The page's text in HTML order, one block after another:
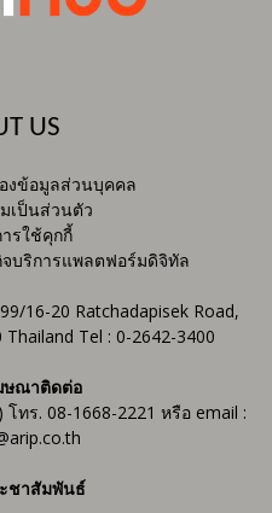
US
งข้อมูลส่วนบุคคล
เป็นส่วนตัว
รใช้คุกกี้
บริการแพลตฟอร์มดิจิทัล
16-20 Ratchadapisek Road,
Tel : 0-2642-3400
ษณาติดต่อ
ร. 08-1668-2221 หรือ email :
ชาสัมพันธ์